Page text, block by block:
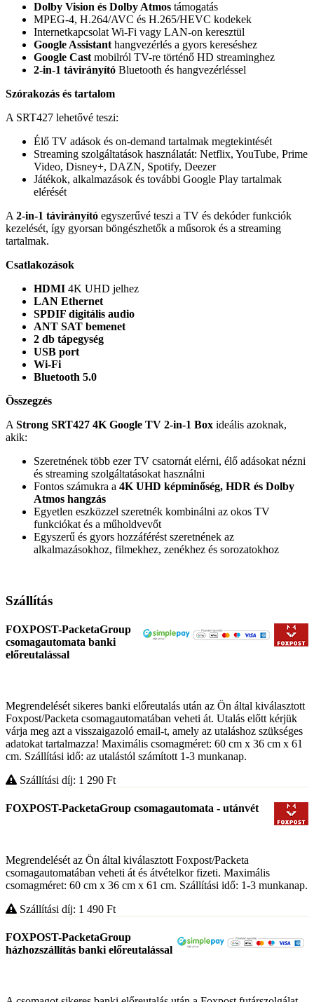
Dolby Vision és Dolby Atmos támogatás
MPEG-4, H.264/AVC és H.265/HEVC kodekek
Internetkapcsolat Wi-Fi vagy LAN-on keresztül
Google Assistant hangvezérlés a gyors kereséshez
Google Cast mobilról TV-re történő HD streaminghez
2-in-1 távirányító Bluetooth és hangvezérléssel
Szórakozás és tartalom
A SRT427 lehetővé teszi:
Élő TV adások és on-demand tartalmak megtekintését
Streaming szolgáltatások használatát: Netflix, YouTube, Prime
Video, Disney+, DAZN, Spotify, Deezer
Játékok, alkalmazások és további Google Play tartalmak
elérését
A 2-in-1 távirányító egyszerűvé teszi a TV és dekóder funkciók
kezelését, így gyorsan böngészhetők a műsorok és a streaming
tartalmak.
Csatlakozások
HDMI 4K UHD jelhez
LAN Ethernet
SPDIF digitális audio
ANT SAT bemenet
2 db tápegység
USB port
Wi-Fi
Bluetooth 5.0
Összegzés
A Strong SRT427 4K Google TV 2-in-1 Box ideális azoknak,
akik:
Szeretnének több ezer TV csatornát elérni, élő adásokat nézni
és streaming szolgáltatásokat használni
Fontos számukra a 4K UHD képminőség, HDR és Dolby
Atmos hangzás
Egyetlen eszközzel szeretnék kombinálni az okos TV
funkciókat és a műholdvevőt
Egyszerű és gyors hozzáférést szeretnének az
alkalmazásokhoz, filmekhez, zenékhez és sorozatokhoz
Szállítás
FOXPOST-PacketaGroup
csomagautomata banki
előreutalással
Megrendelését sikeres banki előreutalás után az Ön által kiválasztott
Foxpost/Packeta csomagautomatában veheti át. Utalás előtt kérjük
várja meg azt a visszaigazoló email-t, amely az utaláshoz szükséges
adatokat tartalmazza! Maximális csomagméret: 60 cm x 36 cm x 61
cm. Szállítási idő: az utalástól számított 1-3 munkanap.
Szállítási díj: 1 290 Ft
FOXPOST-PacketaGroup csomagautomata - utánvét
Megrendelését az Ön által kiválasztott Foxpost/Packeta
csomagautomatában veheti át és átvételkor fizeti. Maximális
csomagméret: 60 cm x 36 cm x 61 cm. Szállítási idő: 1-3 munkanap.
Szállítási díj: 1 490 Ft
FOXPOST-PacketaGroup
házhozszállítás banki előreutalással